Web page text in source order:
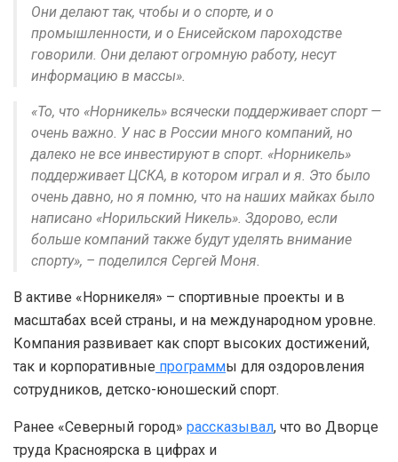
Они делают так, чтобы и о спорте, и о
промышленности, и о Енисейском пароходстве
говорили. Они делают огромную работу, несут
информацию в массы».
«То, что «Норникель» всячески поддерживает спорт —
очень важно. У нас в России много компаний, но
далеко не все инвестируют в спорт. «Норникель»
поддерживает ЦСКА, в котором играл и я. Это было
очень давно, но я помню, что на наших майках было
написано «Норильский Никель». Здорово, если
больше компаний также будут уделять внимание
спорту», – поделился Сергей Моня.
В активе «Норникеля» – спортивные проекты и в
масштабах всей страны, и на международном уровне.
Компания развивает как спорт высоких достижений,
так и корпоративные программы для оздоровления
сотрудников, детско-юношеский спорт.
Ранее «Северный город» рассказывал, что во Дворце
труда Красноярска в цифрах и